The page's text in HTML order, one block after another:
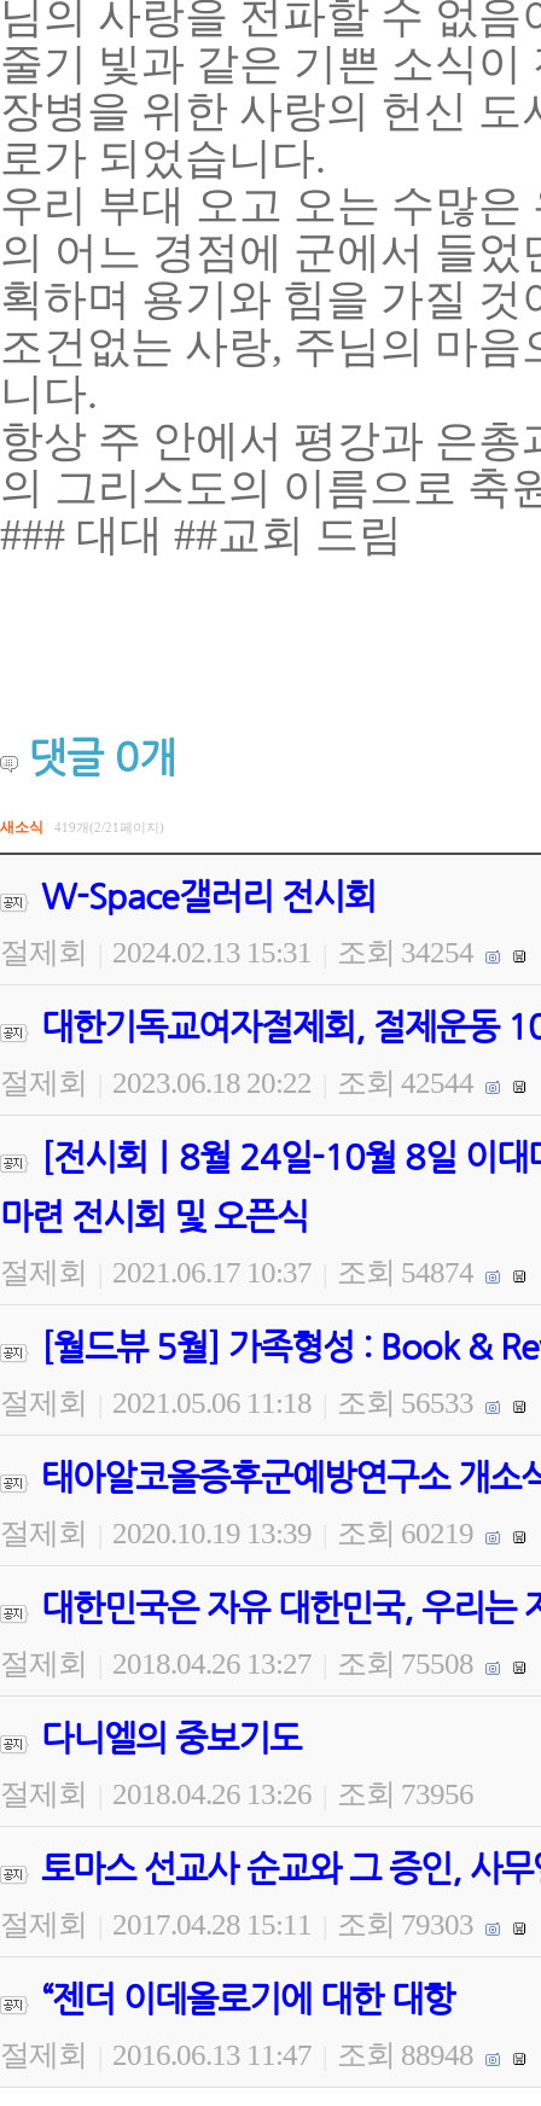
님의 사랑을 전파할 수 없
줄기 빛과 같은 기쁜 소식
장병을 위한 사랑의 헌신
로가 되었습니다.
우리 부대 오고 오는 수많
의 어느 경점에 군에서 들
획하며 용기와 힘을 가질
조건없는 사랑, 주님의 마
니다.
항상 주 안에서 평강과 은
의 그리스도의 이름으로 축
### 대대 ##교회 드림
댓글 0개
새소식 419개(2/21페이지)
W-Space갤러리 전시회
절제회 2024.02.13 15:31 조회 34254
대한기독교여자절제회, 절제운동
절제회 2023.06.18 20:22 조회 42544
[전시회ㅣ8월 24일-10월 8일 이
마련 전시회 및 오픈식
절제회 2021.06.17 10:37 조회 54874
[월드뷰 5월] 가족형성 : Book &
절제회 2021.05.06 11:18 조회 56533
태아알코올증후군예방연구소 개소
절제회 2020.10.19 13:39 조회 60219
대한민국은 자유 대한민국, 우리는
절제회 2018.04.26 13:27 조회 75508
다니엘의 중보기도
절제회 2018.04.26 13:26 조회 73956
토마스 선교사 순교와 그 증인, 사
절제회 2017.04.28 15:11 조회 79303
“젠더 이데올로기에 대한 대항
절제회 2016.06.13 11:47 조회 88948